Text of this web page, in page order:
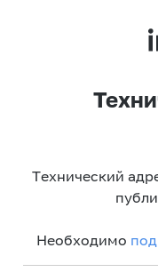
Технический
Необходимо